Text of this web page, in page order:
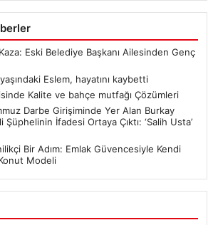
Eski Belediye Başkanı Ailesinden Genç
Eslem, hayatını kaybetti
Kalite ve bahçe mutfağı Çözümleri
Darbe Girişiminde Yer Alan Burkay
İfadesi Ortaya Çıktı: ‘Salih Usta’
Bir Adım: Emlak Güvencesiyle Kendi
Modeli